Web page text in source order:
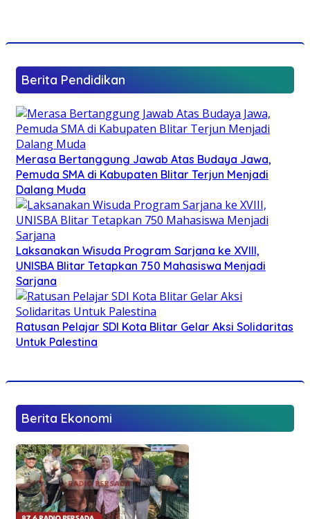
Berita Pendidikan
Merasa Bertanggung Jawab Atas Budaya Jawa,
Pemuda SMA di Kabupaten Blitar Terjun Menjadi
Dalang Muda
Laksanakan Wisuda Program Sarjana ke XVIII,
UNISBA Blitar Tetapkan 750 Mahasiswa Menjadi
Sarjana
Ratusan Pelajar SDI Kota Blitar Gelar Aksi Solidaritas
Untuk Palestina
Berita Ekonomi